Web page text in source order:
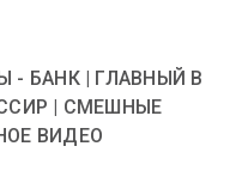
- БАНК | ГЛАВНЫЙ В
| СМЕШНЫЕ
ВИДЕО